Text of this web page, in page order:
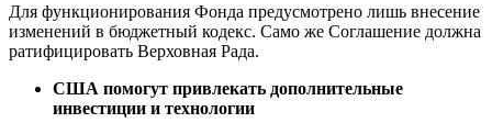
Для функционирования Фонда предусмотрено лишь внесение
изменений в бюджетный кодекс. Само же Соглашение должна
ратифицировать Верховная Рада.
США помогут привлекать дополнительные
инвестиции и технологии